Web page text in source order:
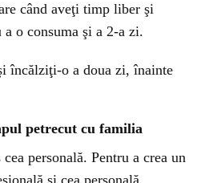
când aveţi timp liber şi
o consuma şi a 2-a zi.
încălziţi-o a doua zi, înainte
petrecut cu familia
personală. Pentru a crea un